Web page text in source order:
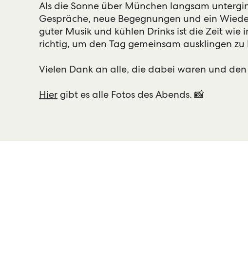
Als die Sonne über München langsam
Gespräche, neue Begegnungen und ein
guter Musik und kühlen Drinks ist die Zeit wie
richtig, um den Tag gemeinsam ausklingen zu
Vielen Dank an alle, die dabei waren und
Hier gibt es alle Fotos des Abends. 📸